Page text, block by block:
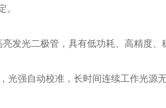
。
光二极管，具有低功耗、高精度、
强自动校准，长时间连续工作光源